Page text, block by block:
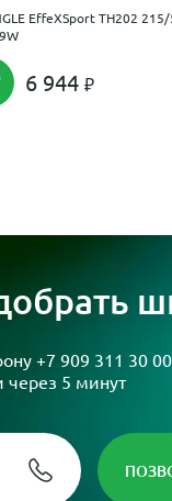
EffeXSport TH202
6 944
+7 909 311 30 00
через 5 минут